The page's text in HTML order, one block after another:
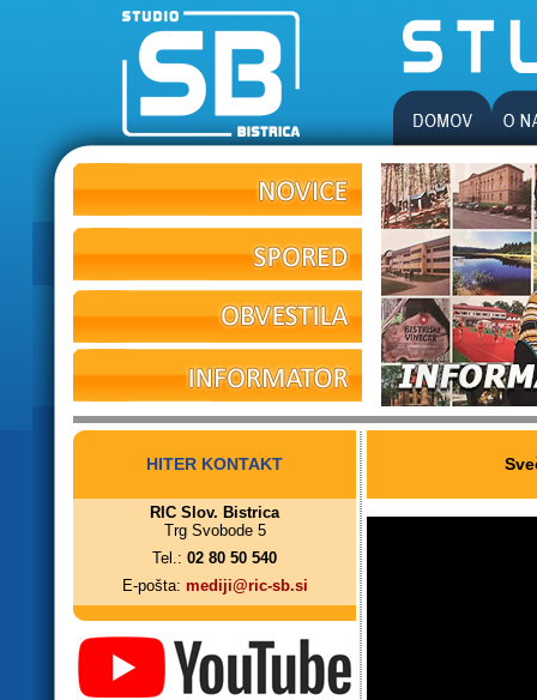
HITER KONTAKT
RIC Slov. Bistrica
Trg Svobode 5
Tel.: 02 80 50 540
E-pošta: mediji@ric-sb.si